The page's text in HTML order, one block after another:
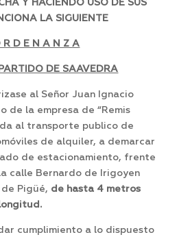
Y HACIENDO USO DE SUS
LA SIGUIENTE
R D E N A N Z A
DE SAAVEDRA
al Señor Juan Ignacio
de la empresa de “Remis
al transporte publico de
de alquiler, a demarcar
de estacionamiento, frente
calle Bernardo de Irigoyen
Pigüé, de hasta 4 metros
cumplimiento a lo dispuesto